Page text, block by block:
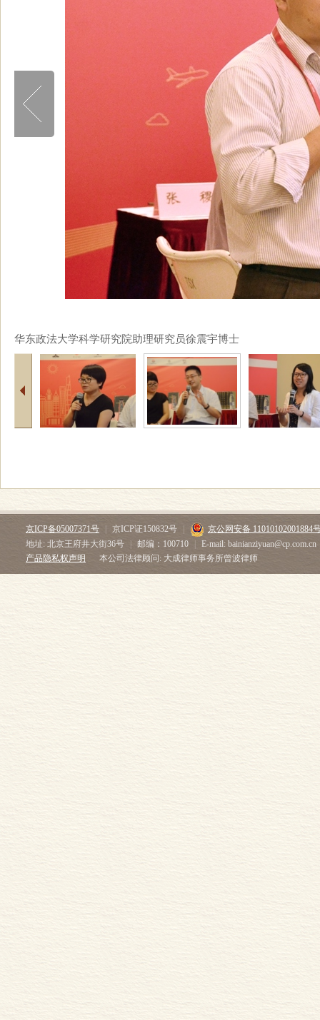
华东政法大学科学研究院助理研究员徐震宇博士
京ICP备05007371号 京ICP证150832号
京公网安备 11010102001884
地址: 北京王府井大街36号
邮编：100710
E-mail: bainianziyuan@cp.com.cn
产品隐私权声明
本公司法律顾问: 大成律师事务所曾波律师